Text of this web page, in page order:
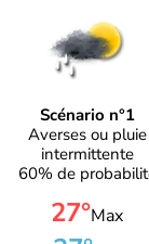
Scénario n°1
Averses ou pluie
intermittente
60% de
27°Max